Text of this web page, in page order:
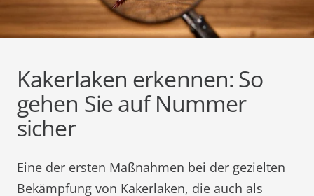
Kakerlaken erkennen: So
gehen Sie auf Nummer
sicher
Eine der ersten Maßnahmen bei der gezielten
Bekämpfung von Kakerlaken, die auch als